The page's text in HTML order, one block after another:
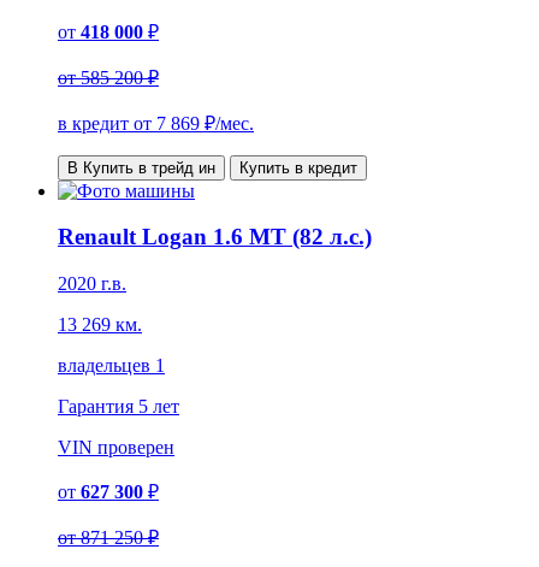
от 418 000 ₽
от585 200 ₽
в кредит от 7 869 ₽/мес.
В Купить в трейд ин Купить в кредит
Renault Logan 1.6 MT (82 л.с.)
2020 г.в.
13 269 км.
владельцев 1
Гарантия 5 лет
VIN проверен
от 627 300 ₽
от871 250 ₽